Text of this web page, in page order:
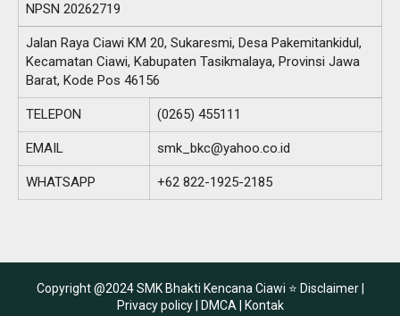
NPSN 20262719
Jalan Raya Ciawi KM 20, Sukaresmi, Desa Pakemitankidul,
Kecamatan Ciawi, Kabupaten Tasikmalaya, Provinsi Jawa
Barat, Kode Pos 46156
TELEPON (0265) 455111
EMAIL smk_bkc@yahoo.co.id
WHATSAPP +62 822-1925-2185
Copyright @2024 SMK Bhakti Kencana Ciawi ⭐ Disclaimer |
Privacy policy |
DMCA | Kontak